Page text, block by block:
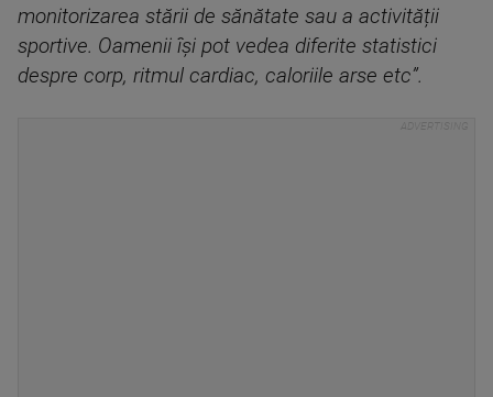
monitorizarea stării de sănătate sau a activității
sportive. Oamenii își pot vedea diferite statistici
despre corp, ritmul cardiac, caloriile arse etc”.